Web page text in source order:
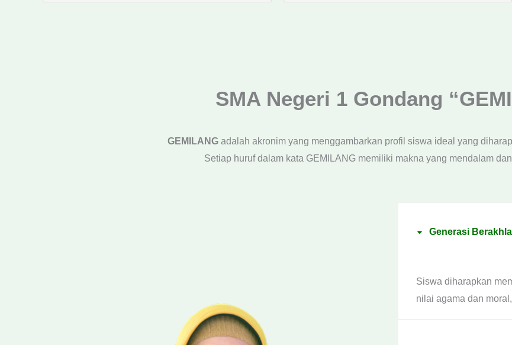
SMA Negeri 1 Gondang
GEMILANG adalah akronim yang menggambarkan profil siswa ideal yang
Setiap huruf dalam kata GEMILANG memiliki makna yang mendalam
Generasi
Siswa diharapkan
nilai agama dan